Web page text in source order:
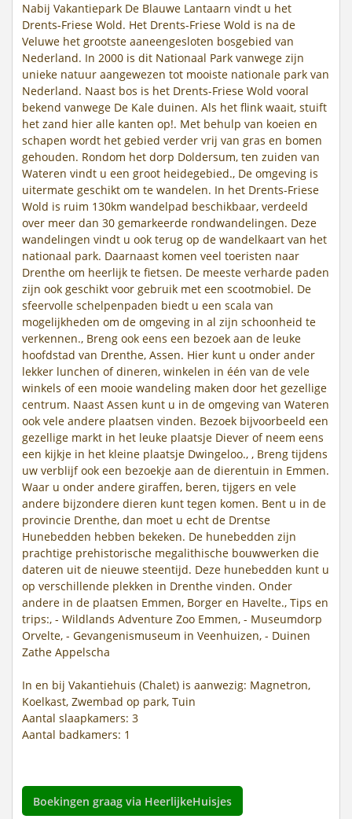
Nabij Vakantiepark De Blauwe Lantaarn vindt u het
Drents-Friese Wold. Het Drents-Friese Wold is na de
Veluwe het grootste aaneengesloten bosgebied van
Nederland. In 2000 is dit Nationaal Park vanwege zijn
unieke natuur aangewezen tot mooiste nationale park van
Nederland. Naast bos is het Drents-Friese Wold vooral
bekend vanwege De Kale duinen. Als het flink waait, stuift
het zand hier alle kanten op!. Met behulp van koeien en
schapen wordt het gebied verder vrij van gras en bomen
gehouden. Rondom het dorp Doldersum, ten zuiden van
Wateren vindt u een groot heidegebied., De omgeving is
uitermate geschikt om te wandelen. In het Drents-Friese
Wold is ruim 130km wandelpad beschikbaar, verdeeld
over meer dan 30 gemarkeerde rondwandelingen. Deze
wandelingen vindt u ook terug op de wandelkaart van het
nationaal park. Daarnaast komen veel toeristen naar
Drenthe om heerlijk te fietsen. De meeste verharde paden
zijn ook geschikt voor gebruik met een scootmobiel. De
sfeervolle schelpenpaden biedt u een scala van
mogelijkheden om de omgeving in al zijn schoonheid te
verkennen., Breng ook eens een bezoek aan de leuke
hoofdstad van Drenthe, Assen. Hier kunt u onder ander
lekker lunchen of dineren, winkelen in één van de vele
winkels of een mooie wandeling maken door het gezellige
centrum. Naast Assen kunt u in de omgeving van Wateren
ook vele andere plaatsen vinden. Bezoek bijvoorbeeld een
gezellige markt in het leuke plaatsje Diever of neem eens
een kijkje in het kleine plaatsje Dwingeloo., , Breng tijdens
uw verblijf ook een bezoekje aan de dierentuin in Emmen.
Waar u onder andere giraffen, beren, tijgers en vele
andere bijzondere dieren kunt tegen komen. Bent u in de
provincie Drenthe, dan moet u echt de Drentse
Hunebedden hebben bekeken. De hunebedden zijn
prachtige prehistorische megalithische bouwwerken die
dateren uit de nieuwe steentijd. Deze hunebedden kunt u
op verschillende plekken in Drenthe vinden. Onder
andere in de plaatsen Emmen, Borger en Havelte., Tips en
trips:, - Wildlands Adventure Zoo Emmen, - Museumdorp
Orvelte, - Gevangenismuseum in Veenhuizen, - Duinen
Zathe Appelscha
In en bij Vakantiehuis (Chalet) is aanwezig: Magnetron,
Koelkast, Zwembad op park, Tuin
Aantal slaapkamers: 3
Aantal badkamers: 1
Boekingen graag via HeerlijkeHuisjes